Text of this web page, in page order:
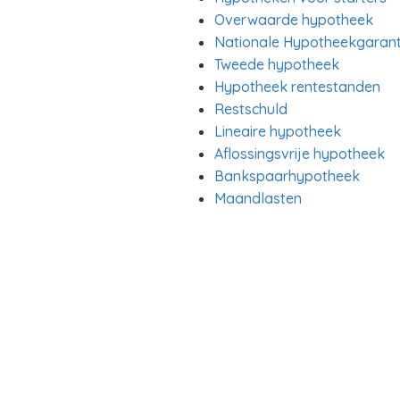
Overwaarde hypotheek
Nationale
Tweede hypotheek
Hypotheek rentestanden
Restschuld
Lineaire hypotheek
Aflossingsvrije hypotheek
Bankspaarhypotheek
Maandlasten